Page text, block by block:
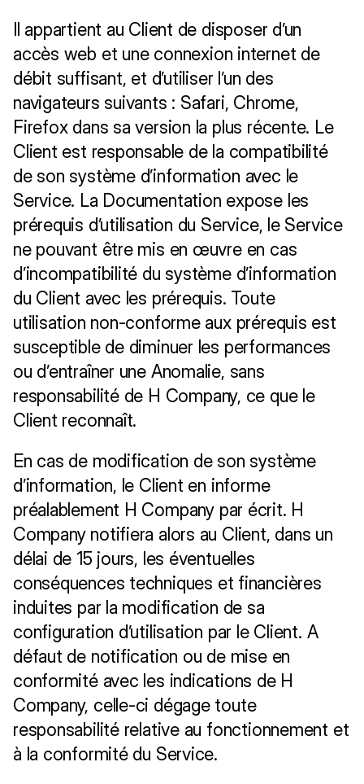
Il appartient au Client de disposer d’un
accès web et une connexion internet de
débit suffisant, et d’utiliser l’un des
navigateurs suivants : Safari, Chrome,
Firefox dans sa version la plus récente. Le
Client est responsable de la compatibilité
de son système d’information avec le
Service. La Documentation expose les
prérequis d’utilisation du Service, le Service
ne pouvant être mis en œuvre en cas
d’incompatibilité du système d’information
du Client avec les prérequis. Toute
utilisation non-conforme aux prérequis est
susceptible de diminuer les performances
ou d’entraîner une Anomalie, sans
responsabilité de H Company, ce que le
Client reconnaît.
En cas de modification de son système
d’information, le Client en informe
préalablement H Company par écrit. H
Company notifiera alors au Client, dans un
délai de 15 jours, les éventuelles
conséquences techniques et financières
induites par la modification de sa
configuration d’utilisation par le Client. A
défaut de notification ou de mise en
conformité avec les indications de H
Company, celle-ci dégage toute
responsabilité relative au fonctionnement et
à la conformité du Service.